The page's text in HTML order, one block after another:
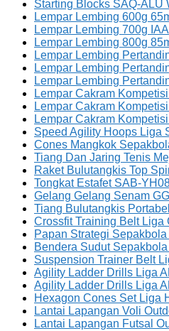
Starting Blocks SAQ-ALU
Lempar Lembing 600g
Lempar Lembing 700g
Lempar Lembing 800g
Lempar Lembing
Lempar Lembing
Lempar Lembing
Lempar Cakram
Lempar Cakram
Lempar Cakram
Speed Agility Hoops Liga
Cones Mangkok
Tiang Dan Jaring Tenis
Raket Bulutangkis Top
Tongkat Estafet SAB-
Gelang Gelang Senam
Tiang Bulutangkis
Crossfit Training Belt Liga
Papan Strategi
Bendera Sudut
Suspension Trainer Belt
Agility Ladder Drills Liga
Agility Ladder Drills Liga
Hexagon Cones Set Liga
Lantai Lapangan Voli
Lantai Lapangan Futsal